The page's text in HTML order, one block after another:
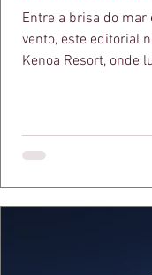
Entre a brisa do mar
vento, este editorial
Kenoa Resort, onde
algo de intemporal
que ele conduza a
cada reflexo